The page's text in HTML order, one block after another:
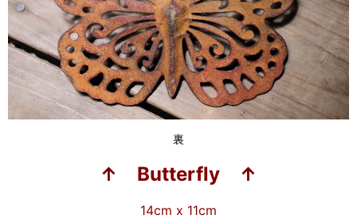
裏
↑ Butterfly ↑
14cm x 11cm